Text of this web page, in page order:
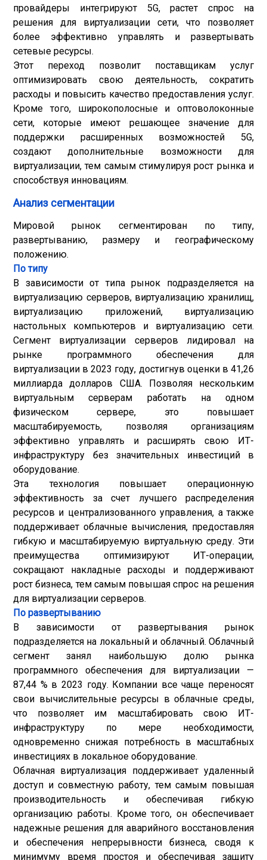
провайдеры интегрируют 5G, растет спрос на
решения для виртуализации сети, что позволяет
более эффективно управлять и развертывать
сетевые ресурсы.
Этот переход позволит поставщикам услуг
оптимизировать свою деятельность, сократить
расходы и повысить качество предоставления услуг.
Кроме того, широкополосные и оптоволоконные
сети, которые имеют решающее значение для
поддержки расширенных возможностей 5G,
создают дополнительные возможности для
виртуализации, тем самым стимулируя рост рынка и
способствуя инновациям.
Анализ сегментации
Мировой рынок сегментирован по типу,
развертыванию, размеру и географическому
положению.
По типу
В зависимости от типа рынок подразделяется на
виртуализацию серверов, виртуализацию хранилищ,
виртуализацию приложений, виртуализацию
настольных компьютеров и виртуализацию сети.
Сегмент виртуализации серверов лидировал на
рынке программного обеспечения для
виртуализации в 2023 году, достигнув оценки в 41,26
миллиарда долларов США. Позволяя нескольким
виртуальным серверам работать на одном
физическом сервере, это повышает
масштабируемость, позволяя организациям
эффективно управлять и расширять свою ИТ-
инфраструктуру без значительных инвестиций в
оборудование.
Эта технология повышает операционную
эффективность за счет лучшего распределения
ресурсов и централизованного управления, а также
поддерживает облачные вычисления, предоставляя
гибкую и масштабируемую виртуальную среду. Эти
преимущества оптимизируют ИТ-операции,
сокращают накладные расходы и поддерживают
рост бизнеса, тем самым повышая спрос на решения
для виртуализации серверов.
По развертыванию
В зависимости от развертывания рынок
подразделяется на локальный и облачный. Облачный
сегмент занял наибольшую долю рынка
программного обеспечения для виртуализации —
87,44 % в 2023 году. Компании все чаще переносят
свои вычислительные ресурсы в облачные среды,
что позволяет им масштабировать свою ИТ-
инфраструктуру по мере необходимости,
одновременно снижая потребность в масштабных
инвестициях в локальное оборудование.
Облачная виртуализация поддерживает удаленный
доступ и совместную работу, тем самым повышая
производительность и обеспечивая гибкую
организацию работы. Кроме того, он обеспечивает
надежные решения для аварийного восстановления
и обеспечения непрерывности бизнеса, сводя к
минимуму время простоя и обеспечивая защиту